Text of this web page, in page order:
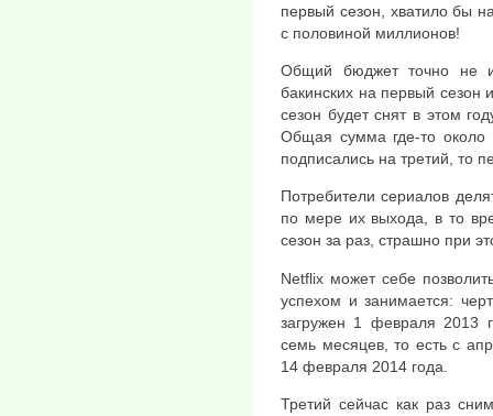
первый сезон, хватило бы
с половиной миллионов!
Общий бюджет точно не
бакинских на первый сезон
сезон будет снят в этом
Общая сумма где-то около
подписались на третий, то
Потребители сериалов
по мере их выхода, в то
сезон за раз, страшно при
Netflix может себе
успехом и занимается:
загружен 1 февраля 2013
семь месяцев, то есть с
14 февраля 2014 года.
Третий сейчас как раз